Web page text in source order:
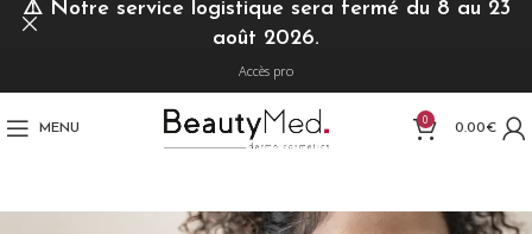
Accès pro
MENU
0
0.00€
⚠️ Notre service logistique sera fermé du 8 au 23
août 2026.